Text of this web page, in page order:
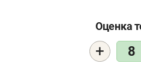
Оценка
+ 8